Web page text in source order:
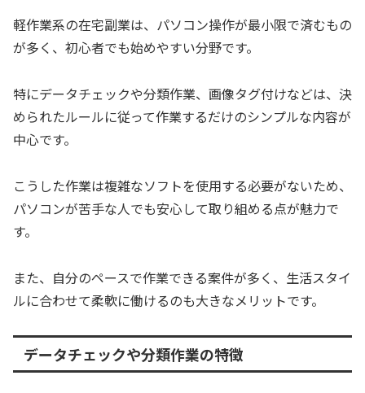
軽作業系の在宅副業は、パソコン操作が最小限で済むもの
が多く、初心者でも始めやすい分野です。
特にデータチェックや分類作業、画像タグ付けなどは、決
められたルールに従って作業するだけのシンプルな内容が
中心です。
こうした作業は複雑なソフトを使用する必要がないため、
パソコンが苦手な人でも安心して取り組める点が魅力で
す。
また、自分のペースで作業できる案件が多く、生活スタイ
ルに合わせて柔軟に働けるのも大きなメリットです。
データチェックや分類作業の特徴